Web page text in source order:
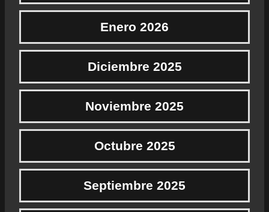
Enero 2026
Diciembre 2025
Noviembre 2025
Octubre 2025
Septiembre 2025